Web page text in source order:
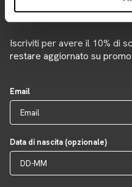
Newsletter
Iscriviti per avere il 10% di
restare aggiornato su
Email
Data di nascita (opzionale)